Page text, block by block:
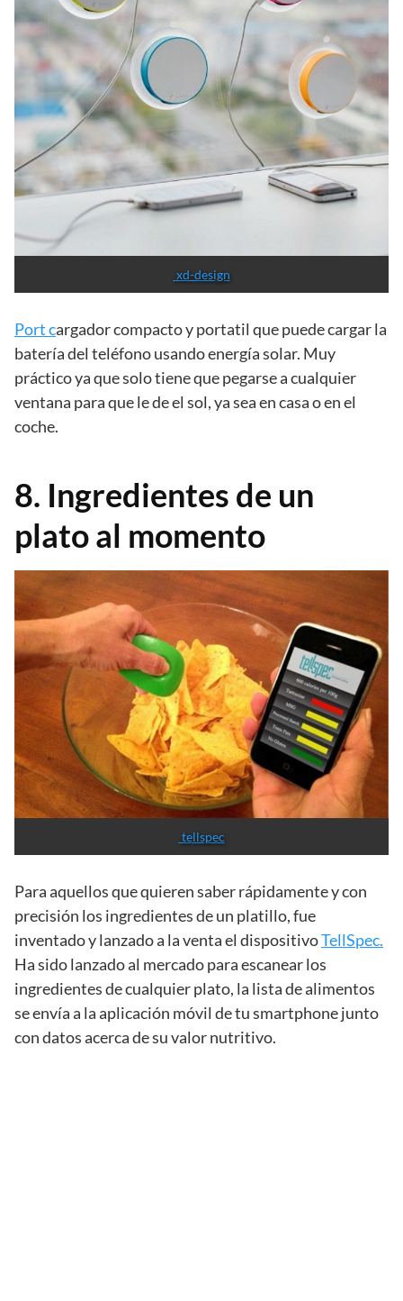
xd-design
Port cargador compacto y portatil que puede cargar la
batería del teléfono usando energía solar. Muy
práctico ya que solo tiene que pegarse a cualquier
ventana para que le de el sol, ya sea en casa o en el
coche.
8. Ingredientes de un
plato al momento
tellspec
Para aquellos que quieren saber rápidamente y con
precisión los ingredientes de un platillo, fue
inventado y lanzado a la venta el dispositivoTellSpec.
Ha sido lanzado al mercado para escanear los
ingredientes de cualquier plato, la lista de alimentos
se envía a la aplicación móvil de tu smartphone junto
con datos acerca de su valor nutritivo.